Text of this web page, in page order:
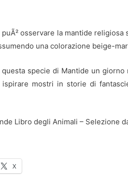
osservare la mantide
una colorazione beige-
questa specie di Mantide un
mostri in storie di
Libro degli Animali – Selezione
X